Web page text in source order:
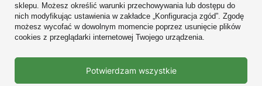
W sklepie prezentujemy ceny brutto (z VAT).
sklepu. Możesz określić warunki przechowywania lub dostępu do
nich modyfikując ustawienia w zakładce „Konfiguracja zgód”. Zgodę
możesz wycofać w dowolnym momencie poprzez usunięcie plików
cookies z przeglądarki internetowej Twojego urządzenia.
Potwierdzam wszystkie